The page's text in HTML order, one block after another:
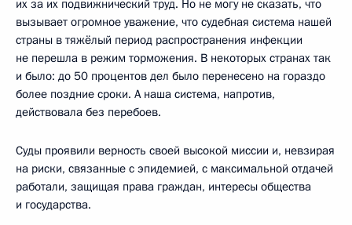
их за их подвижнический труд. Но не могу не сказать, что
вызывает огромное уважение, что судебная система нашей
страны в тяжёлый период распространения инфекции
не перешла в режим торможения. В некоторых странах так
и было: до 50 процентов дел было перенесено на гораздо
более поздние сроки. А наша система, напротив,
действовала без перебоев.
Суды проявили верность своей высокой миссии и, невзирая
на риски, связанные с эпидемией, с максимальной отдачей
работали, защищая права граждан, интересы общества
и государства.